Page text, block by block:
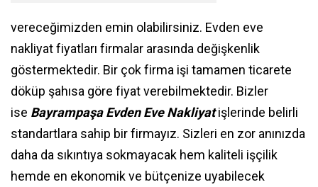
vereceğimizden emin olabilirsiniz. Evden eve
nakliyat fiyatları firmalar arasında değişkenlik
göstermektedir. Bir çok firma işi tamamen ticarete
döküp şahısa göre fiyat verebilmektedir. Bizler
ise Bayrampaşa Evden Eve Nakliyatişlerinde belirli
standartlara sahip bir firmayız. Sizleri en zor anınızda
daha da sıkıntıya sokmayacak hem kaliteli işçilik
hemde en ekonomik ve bütçenize uyabilecek